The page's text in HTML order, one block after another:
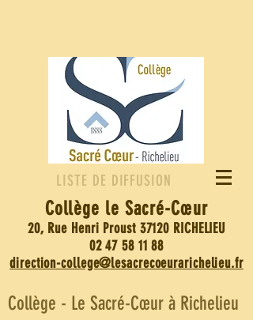
LISTE DE DIFFUSION
Collège le Sacré-Cœur
20, Rue Henri Proust 37120 RICHELIEU
02 47 58 11 88
direction-college@lesacrecoeurarichelieu.fr
Collège - Le Sacré-Cœur à Richelieu